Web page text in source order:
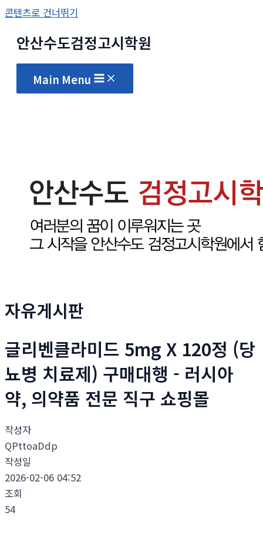
콘텐츠로 건너뛰기
안산수도검정고시학원
Main Menu
자유게시판
글리벤클라미드 5mg X 120정 (당
뇨병 치료제) 구매대행 - 러시아
약, 의약품 전문 직구 쇼핑몰
작성자
QPttoaDdp
작성일
2026-02-06 04:52
조회
54